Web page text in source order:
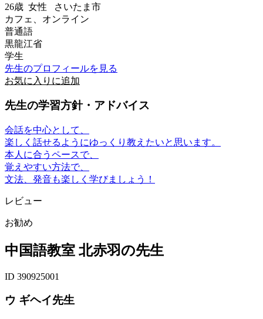
26歳 女性 さいたま市
カフェ、オンライン
普通語
黒龍江省
学生
先生のプロフィールを見る
お気に入りに追加
先生の学習方針・アドバイス
会話を中心として、
楽しく話せるようにゆっくり教えたいと思います。
本人に合うペースで、
覚えやすい方法で、
文法、発音も楽しく学びましょう！
レビュー
お勧め
中国語教室 北赤羽の先生
ID 390925001
ウ ギヘイ先生